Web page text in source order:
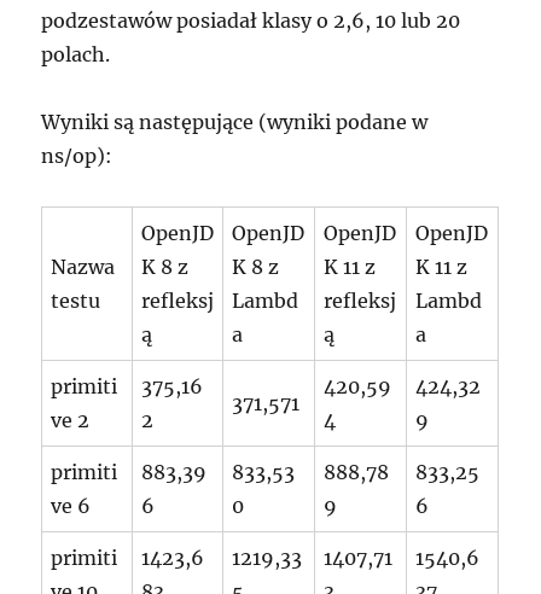
podzestawów posiadał klasy o 2,6, 10 lub 20
polach.
Wyniki są następujące (wyniki podane w
ns/op):
Nazwa
testu
OpenJD
K 8 z
refleksj
ą
OpenJD
K 8 z
Lambd
a
OpenJD
K 11 z
refleksj
ą
OpenJD
K 11 z
Lambd
a
primiti
ve 2
375,16
2
371,571
420,59
4
424,32
9
primiti
ve 6
883,39
6
833,53
0
888,78
9
833,25
6
primiti
1423,6
1219,33
1407,71
1540,6